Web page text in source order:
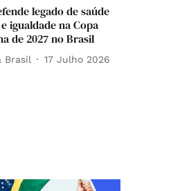
legado de saúde
igualdade na Copa
de 2027 no Brasil
Brasil 17 Julho 2026